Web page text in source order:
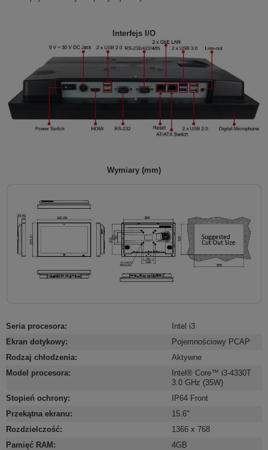
Interfejs I/O
Wymiary (mm)
Seria procesora:
Intel i3
Ekran dotykowy:
Pojemnościowy PCAP
Rodzaj chłodzenia:
Aktywne
Model procesora:
Intel® Core™ i3-4330T
3.0 GHz (35W)
Stopień ochrony:
IP64 Front
Przekątna ekranu:
15.6"
Rozdzielczość:
1366 x 768
Pamięć RAM : 4GB